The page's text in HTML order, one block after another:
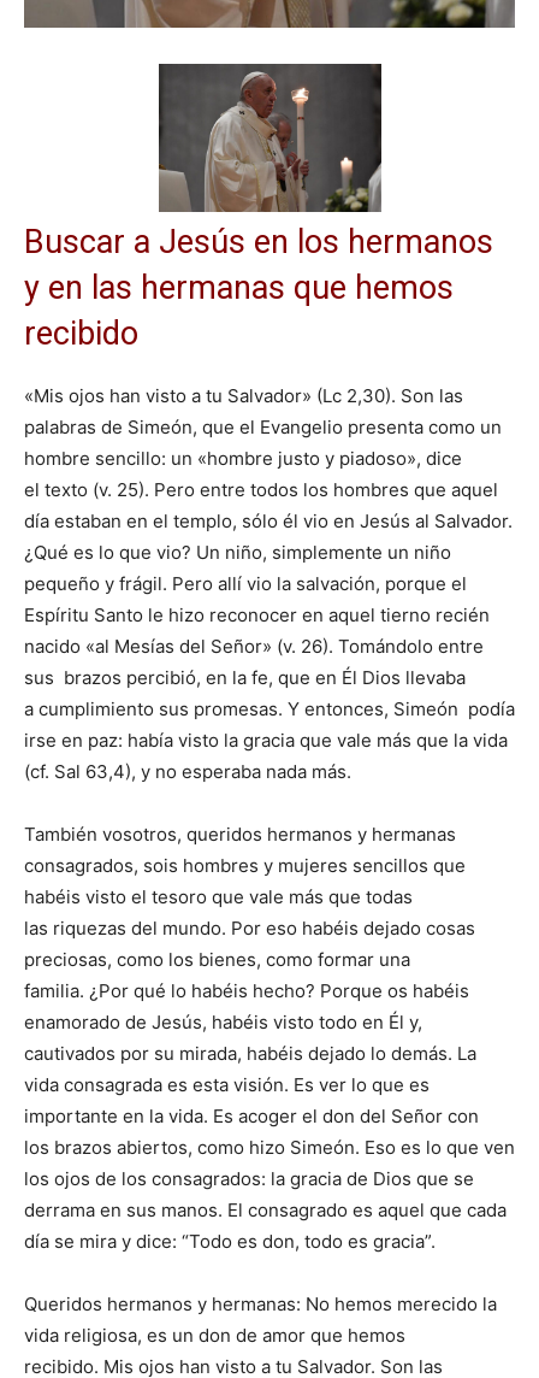
Buscar a Jesús en los hermanos
y en las hermanas que hemos
recibido
«Mis ojos han visto a tu Salvador» (Lc 2,30). Son las
palabras de Simeón, que el Evangelio presenta como un
hombre sencillo: un «hombre justo y piadoso», dice
el texto (v. 25). Pero entre todos los hombres que aquel
día estaban en el templo, sólo él vio en Jesús al Salvador.
¿Qué es lo que vio? Un niño, simplemente un niño
pequeño y frágil. Pero allí vio la salvación, porque el
Espíritu Santo le hizo reconocer en aquel tierno recién
nacido «al Mesías del Señor» (v. 26). Tomándolo entre
sus brazos percibió, en la fe, que en Él Dios llevaba
a cumplimiento sus promesas. Y entonces, Simeón podía
irse en paz: había visto la gracia que vale más que la vida
(cf. Sal 63,4), y no esperaba nada más.
También vosotros, queridos hermanos y hermanas
consagrados, sois hombres y mujeres sencillos que
habéis visto el tesoro que vale más que todas
las riquezas del mundo. Por eso habéis dejado cosas
preciosas, como los bienes, como formar una
familia. ¿Por qué lo habéis hecho? Porque os habéis
enamorado de Jesús, habéis visto todo en Él y,
cautivados por su mirada, habéis dejado lo demás. La
vida consagrada es esta visión. Es ver lo que es
importante en la vida. Es acoger el don del Señor con
los brazos abiertos, como hizo Simeón. Eso es lo que ven
los ojos de los consagrados: la gracia de Dios que se
derrama en sus manos. El consagrado es aquel que cada
día se mira y dice: “Todo es don, todo es gracia”.
Queridos hermanos y hermanas: No hemos merecido la
vida religiosa, es un don de amor que hemos
recibido. Mis ojos han visto a tu Salvador. Son las